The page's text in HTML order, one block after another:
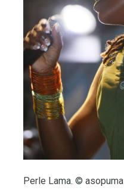
Perle Lama. © asopuma